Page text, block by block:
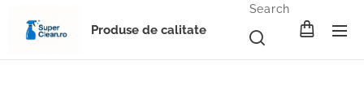
Produse de calitate
Search